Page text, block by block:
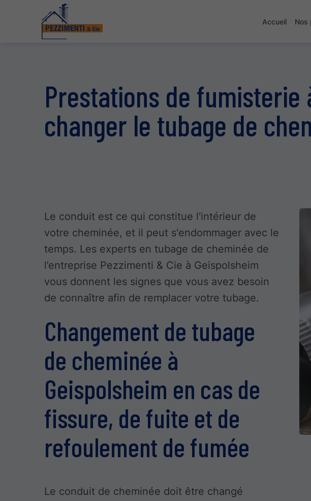
Accueil Nos
Prestations de fumisterie
changer le tubage de
Le conduit est ce qui constitue l'intérieur de
votre cheminée, et il peut s'endommager avec le
temps. Les experts en tubage de cheminée de
l’entreprise Pezzimenti & Cie à Geispolsheim
vous donnent les signes que vous avez besoin
de connaître afin de remplacer votre tubage.
Changement de tubage
de cheminée à
Geispolsheim en cas de
fissure, de fuite et de
refoulement de fumée
Le conduit de cheminée doit être changé